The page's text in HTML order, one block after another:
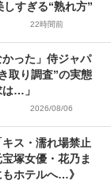
すぎる“熟れ方”
22時間前
かった」侍ジャパ
取り調査”の実態
は…」
2026/08/06
ス・濡れ場禁止
塚女優・花乃ま
ホテルへ…》